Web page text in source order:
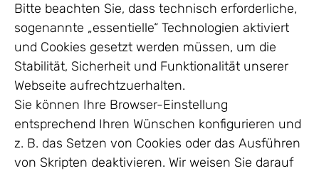
Bitte beachten Sie, dass technisch erforderliche,
sogenannte „essentielle“ Technologien aktiviert
und Cookies gesetzt werden müssen, um die
Stabilität, Sicherheit und Funktionalität unserer
Webseite aufrechtzuerhalten.
Sie können Ihre Browser-Einstellung
entsprechend Ihren Wünschen konfigurieren und
z. B. das Setzen von Cookies oder das Ausführen
von Skripten deaktivieren. Wir weisen Sie darauf